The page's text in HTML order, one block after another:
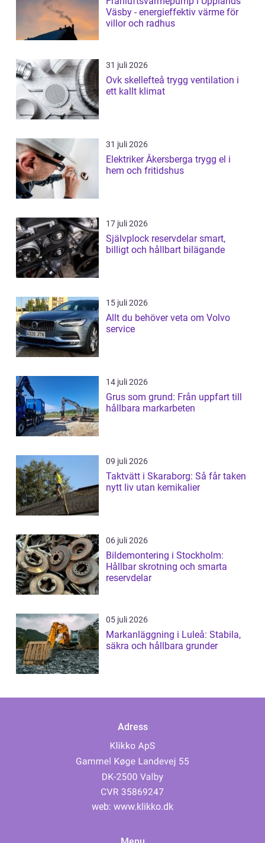
Väsby - energieffektiv värme för
villor och radhus
31 juli 2026
Ovk skellefteå trygg ventilation i
ett kallt klimat
31 juli 2026
Elektriker Åkersberga trygg el i
hem och fritidshus
17 juli 2026
Självplock reservdelar smart,
billigt och hållbart bilägande
15 juli 2026
Allt du behöver veta om Volvo
service
14 juli 2026
Grus som grund: Från uppfart till
hållbara markarbeten
09 juli 2026
Taktvätt i Skaraborg: Så får taken
nytt liv utan kemikalier
06 juli 2026
Bildemontering i Stockholm:
Hållbar skrotning och smarta
reservdelar
05 juli 2026
Markanläggning i Luleå: Stabila,
säkra och hållbara grunder
Adress
web: www.klikko.dk